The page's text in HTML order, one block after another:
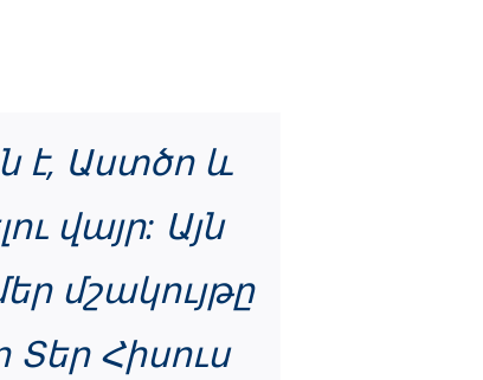
է, Աստծո և
վայր: Այն
մշակույթը
Հիսուս